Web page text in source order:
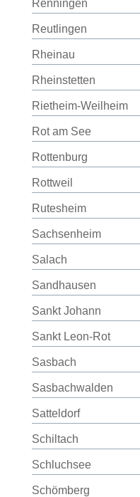
Renningen
Reutlingen
Rheinau
Rheinstetten
Rietheim-Weilheim
Rot am See
Rottenburg
Rottweil
Rutesheim
Sachsenheim
Salach
Sandhausen
Sankt Johann
Sankt Leon-Rot
Sasbach
Sasbachwalden
Satteldorf
Schiltach
Schluchsee
Schömberg